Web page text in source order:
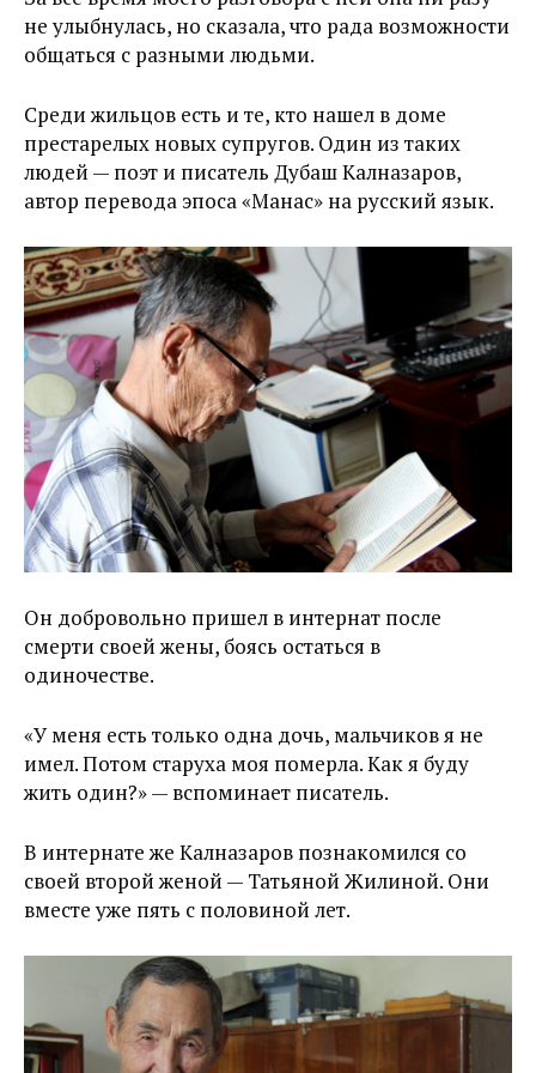
не улыбнулась, но сказала, что рада возможности
общаться с разными людьми.
Среди жильцов есть и те, кто нашел в доме
престарелых новых супругов. Один из таких
людей — поэт и писатель Дубаш Калназаров,
автор перевода эпоса «Манас» на русский язык.
Он добровольно пришел в интернат после
смерти своей жены, боясь остаться в
одиночестве.
«У меня есть только одна дочь, мальчиков я не
имел. Потом старуха моя померла. Как я буду
жить один?» — вспоминает писатель.
В интернате же Калназаров познакомился со
своей второй женой — Татьяной Жилиной. Они
вместе уже пять с половиной лет.